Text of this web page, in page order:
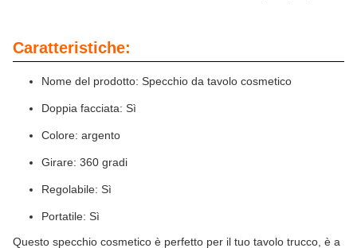
Caratteristiche:
Nome del prodotto: Specchio da tavolo cosmetico
Doppia facciata: Sì
Colore: argento
Girare: 360 gradi
Regolabile: Sì
Portatile: Sì
Questo specchio cosmetico è perfetto per il tuo tavolo trucco, è a